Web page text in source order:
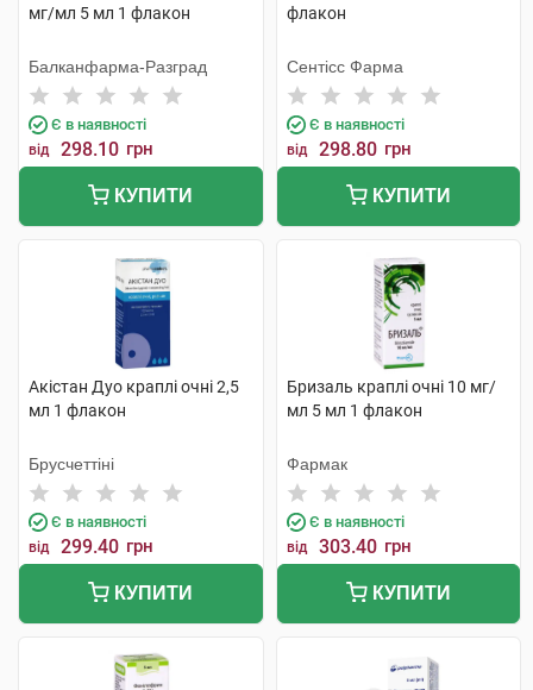
мг/мл 5 мл 1 флакон
Балканфарма-Разград
Є в наявності
від 298.10 грн
КУПИТИ
флакон
Сентісс Фарма
Є в наявності
від 298.80 грн
КУПИТИ
Акістан Дуо краплі очні 2,5
мл 1 флакон
Брусчеттіні
Є в наявності
від 299.40 грн
КУПИТИ
Бризаль краплі очні 10 мг/
мл 5 мл 1 флакон
Фармак
Є в наявності
від 303.40 грн
КУПИТИ